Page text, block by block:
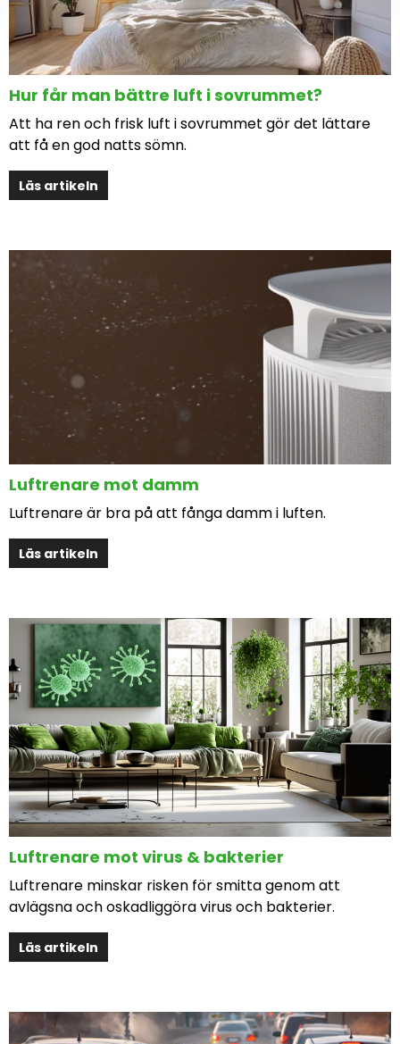
Hur får man bättre luft i sovrummet?
Att ha ren och frisk luft i sovrummet gör det lättare
att få en god natts sömn.
Läs artikeln
Luftrenare mot damm
Luftrenare är bra på att fånga damm i luften.
Läs artikeln
Luftrenare mot virus & bakterier
Luftrenare minskar risken för smitta genom att
avlägsna och oskadliggöra virus och bakterier.
Läs artikeln